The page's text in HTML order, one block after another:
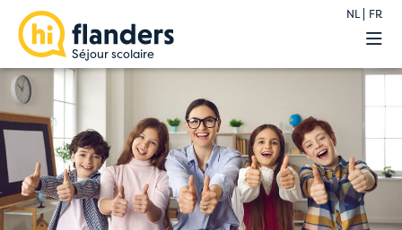
NL FR
Demande
Enseignants
Info
Contact